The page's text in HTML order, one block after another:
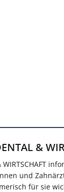
&
WIRTSCHAFT
und
für sie